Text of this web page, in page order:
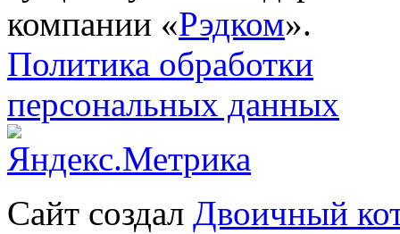
компании «Рэдком».
Политика обработки
персональных данных
Сайт создал Двоичный